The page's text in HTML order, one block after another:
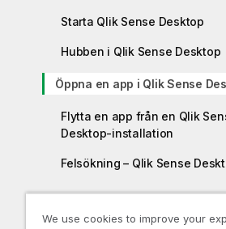
Starta Qlik Sense Desktop
Hubben i Qlik Sense Desktop
Öppna en app i Qlik Sense
Flytta en app från en Qlik
Desktop-installation
Felsökning – Qlik Sense
app
We use cookies to improve your